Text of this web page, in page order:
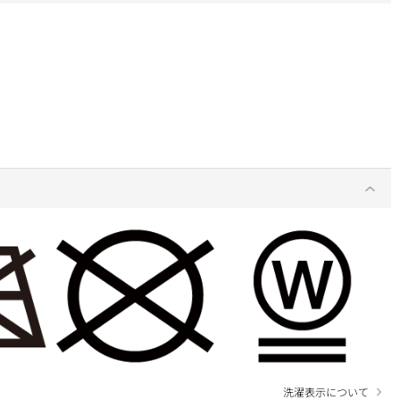
洗濯表示について